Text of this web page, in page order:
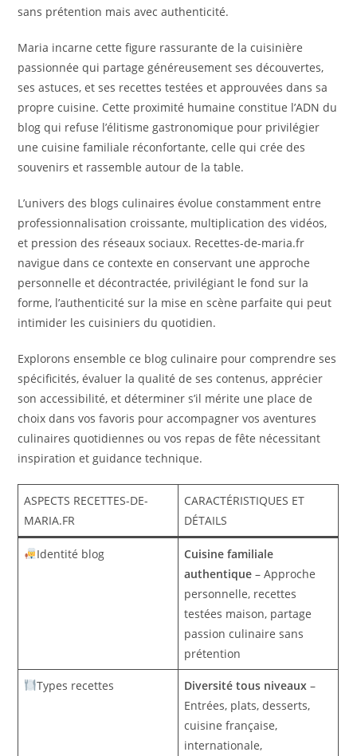
sans prétention mais avec authenticité.
Maria incarne cette figure rassurante de la cuisinière
passionnée qui partage généreusement ses découvertes,
ses astuces, et ses recettes testées et approuvées dans sa
propre cuisine. Cette proximité humaine constitue l’ADN du
blog qui refuse l’élitisme gastronomique pour privilégier
une cuisine familiale réconfortante, celle qui crée des
souvenirs et rassemble autour de la table.
L’univers des blogs culinaires évolue constamment entre
professionnalisation croissante, multiplication des vidéos,
et pression des réseaux sociaux. Recettes-de-maria.fr
navigue dans ce contexte en conservant une approche
personnelle et décontractée, privilégiant le fond sur la
forme, l’authenticité sur la mise en scène parfaite qui peut
intimider les cuisiniers du quotidien.
Explorons ensemble ce blog culinaire pour comprendre ses
spécificités, évaluer la qualité de ses contenus, apprécier
son accessibilité, et déterminer s’il mérite une place de
choix dans vos favoris pour accompagner vos aventures
culinaires quotidiennes ou vos repas de fête nécessitant
inspiration et guidance technique.
ASPECTS RECETTES-DE-
MARIA.FR
CARACTÉRISTIQUES ET
DÉTAILS
Identité blog
Cuisine familiale
authentique – Approche
personnelle, recettes
testées maison, partage
passion culinaire sans
prétention
Types recettes Diversité tous niveaux –
Entrées, plats, desserts,
cuisine française,
internationale,